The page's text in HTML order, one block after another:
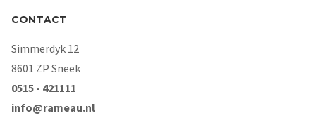
CONTACT
Simmerdyk 12
8601 ZP Sneek
0515 - 421111
info@rameau.nl